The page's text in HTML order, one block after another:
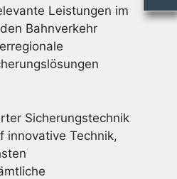
Leistungen im
Bahnverkehr
Sicherungstechnik
innovative Technik,